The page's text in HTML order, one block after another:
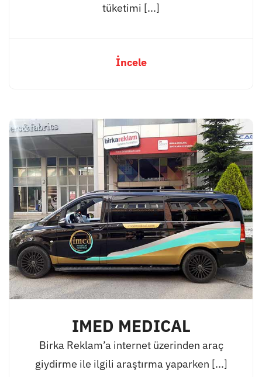
tüketimi [...]
İncele
IMED MEDICAL
Birka Reklam’a internet üzerinden araç
giydirme ile ilgili araştırma yaparken [...]